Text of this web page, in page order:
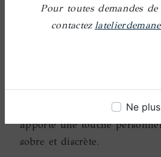
Pour toutes demandes de
contactez
Ne
personnalisables
pour le confort qu’il apporte
logement. Il sublime aussi
apporte une touche
sobre et discrète.